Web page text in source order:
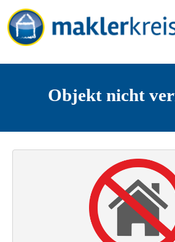
Objekt nicht